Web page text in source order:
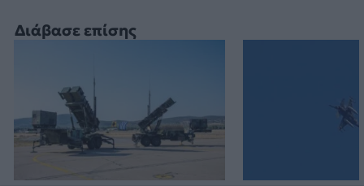
Διάβασε επίσης